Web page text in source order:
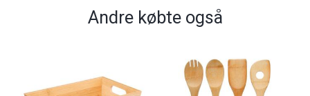
Andre købte også